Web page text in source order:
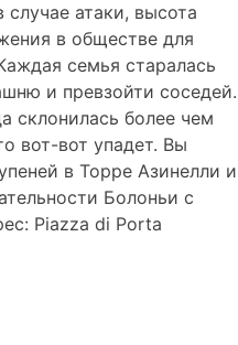
атаки, высота
в обществе для
семья старалась
и превзойти соседей.
склонилась более чем
вот-вот упадет. Вы
в Торре Азинелли и
Болоньи с
Piazza di Porta